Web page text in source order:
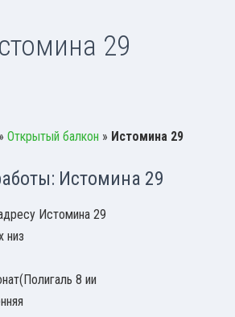
29
» Открытый балкон » Истомина 29
Истомина 29
Истомина 29
низ
8 ии